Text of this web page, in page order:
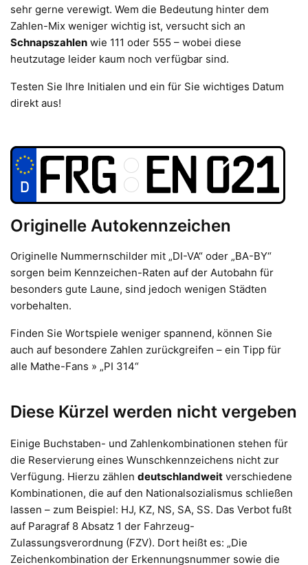
sehr gerne verewigt. Wem die Bedeutung hinter dem
Zahlen-Mix weniger wichtig ist, versucht sich an
Schnapszahlen wie 111 oder 555 – wobei diese
heutzutage leider kaum noch verfügbar sind.
Testen Sie Ihre Initialen und ein für Sie wichtiges Datum
direkt aus!
Originelle Autokennzeichen
Originelle Nummernschilder mit „DI-VA“ oder „BA-BY“
sorgen beim Kennzeichen-Raten auf der Autobahn für
besonders gute Laune, sind jedoch wenigen Städten
vorbehalten.
Finden Sie Wortspiele weniger spannend, können Sie
auch auf besondere Zahlen zurückgreifen – ein Tipp für
alle Mathe-Fans » „PI 314“
Diese Kürzel werden nicht vergeben
Einige Buchstaben- und Zahlenkombinationen stehen für
die Reservierung eines Wunschkennzeichens nicht zur
Verfügung. Hierzu zählen deutschlandweit verschiedene
Kombinationen, die auf den Nationalsozialismus schließen
lassen – zum Beispiel: HJ, KZ, NS, SA, SS. Das Verbot fußt
auf Paragraf 8 Absatz 1 der Fahrzeug-
Zulassungsverordnung (FZV). Dort heißt es: „Die
Zeichenkombination der Erkennungsnummer sowie die